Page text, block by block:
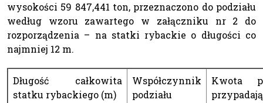
wysokości 59 847,441 ton, przeznaczono do podziału
według wzoru zawartego w załączniku nr 2 do
rozporządzenia – na statki rybackie o długości co
najmniej 12 m.
Długość całkowita
statku rybackiego (m)
Współczynnik
podziału
Kwota